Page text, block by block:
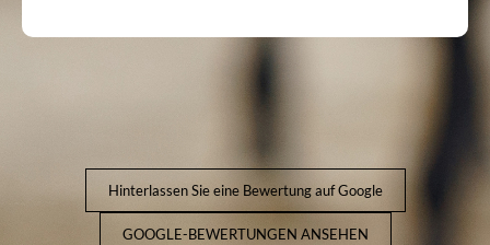
Hinterlassen Sie eine Bewertung auf Google
GOOGLE-BEWERTUNGEN ANSEHEN